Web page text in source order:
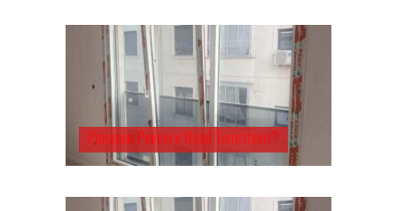
Pimapen Pencere Nasıl Temizlenir?